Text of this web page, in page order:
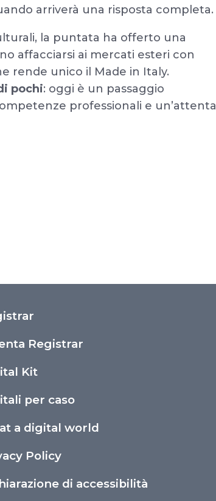
arriverà una risposta completa.
la puntata ha offerto una
affacciarsi ai mercati esteri con
rende unico il Made in Italy.
pochi: oggi è un passaggio
professionali e un’attenta
Registrar
Kit
per caso
a digital world
Policy
di accessibilità